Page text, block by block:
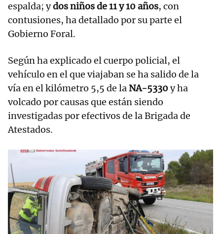
espalda; ydos niños de 11 y 10 años, con
contusiones, ha detallado por su parte el
Gobierno Foral.
Según ha explicado el cuerpo policial, el
vehículo en el que viajaban se ha salido de la
vía en el kilómetro 5,5 de la NA-5330y ha
volcado por causas que están siendo
investigadas por efectivos de la Brigada de
Atestados.